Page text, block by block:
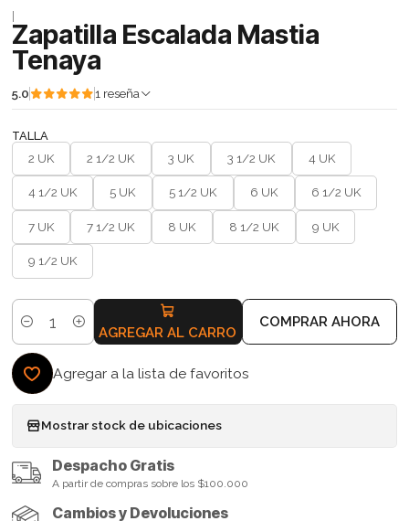
Zapatilla Escalada Mastia
Tenaya
5.0 1 reseña
TALLA
2 UK 2 1/2 UK 3 UK 3 1/2 UK 4 UK
4 1/2 UK 5 UK 5 1/2 UK 6 UK 6 1/2 UK
7 UK 7 1/2 UK 8 UK 8 1/2 UK 9 UK
9 1/2 UK
Cantidad AGREGAR AL CARRO
COMPRAR AHORA
Agregar a la lista de favoritos
Mostrar stock de ubicaciones
Despacho Gratis
A partir de compras sobre los $100.000
Cambios y Devoluciones